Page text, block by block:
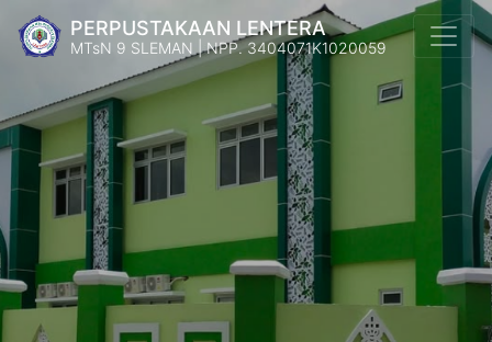
PERPUSTAKAAN LENTERA
MTsN 9 SLEMAN | NPP. 3404071K1020059